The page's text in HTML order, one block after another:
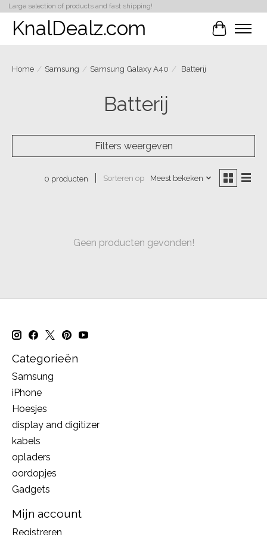
Large selection of products and fast shipping!
KnalDealz.com
Home / Samsung / Samsung Galaxy A40 / Batterij
Batterij
Filters weergeven
0 producten Sorteren op Meest bekeken
Geen producten gevonden!
Categorieën
Samsung
iPhone
Hoesjes
display and digitizer
kabels
opladers
oordopjes
Gadgets
Mijn account
Registreren